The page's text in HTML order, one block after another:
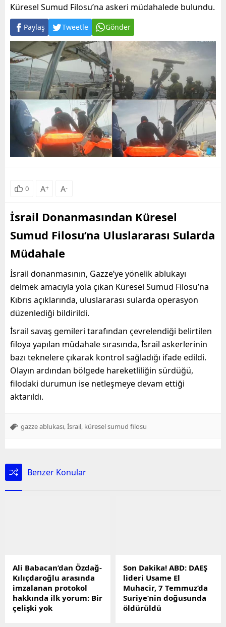
Küresel Sumud Filosu’na askeri müdahalede bulundu.
Paylaş Tweetle Gönder
0 A+ A-
İsrail Donanmasından Küresel
Sumud Filosu’na Uluslararası Sularda
Müdahale
İsrail donanmasının, Gazze’ye yönelik ablukayı
delmek amacıyla yola çıkan Küresel Sumud Filosu’na
Kıbrıs açıklarında, uluslararası sularda operasyon
düzenlediği bildirildi.
İsrail savaş gemileri tarafından çevrelendiği belirtilen
filoya yapılan müdahale sırasında, İsrail askerlerinin
bazı teknelere çıkarak kontrol sağladığı ifade edildi.
Olayın ardından bölgede hareketliliğin sürdüğü,
filodaki durumun ise netleşmeye devam ettiği
aktarıldı.
gazze ablukası İsrail küresel sumud filosu
Benzer Konular
Ali Babacan’dan Özdağ-
Kılıçdaroğlu arasında
imzalanan protokol
hakkında ilk yorum: Bir
çelişki yok
Son Dakika! ABD: DAEŞ
lideri Usame El
Muhacir, 7 Temmuz’da
Suriye’nin doğusunda
öldürüldü